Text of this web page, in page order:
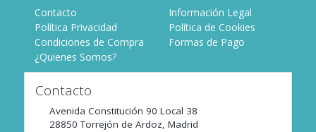
Contacto
Información Legal
Política Privacidad
Política de Cookies
Condiciones de Compra
Formas de Pago
¿Quienes Somos?
Contacto
Avenida Constitución 90 Local 38
28850 Torrejón de Ardoz, Madrid